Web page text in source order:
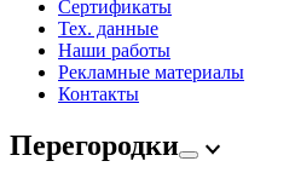
Сертификаты
Тех. данные
Наши работы
Рекламные материалы
Контакты
Перегородки